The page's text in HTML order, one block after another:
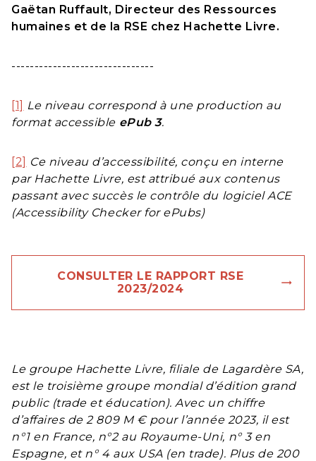
Gaëtan Ruffault, Directeur des Ressources
humaines et de la RSE chez Hachette Livre.
-------------------------------
[1] Le niveau correspond à une production au
format accessible ePub 3.
[2] Ce niveau d’accessibilité, conçu en interne
par Hachette Livre, est attribué aux contenus
passant avec succès le contrôle du logiciel ACE
(Accessibility Checker for ePubs)
CONSULTER LE RAPPORT RSE
2023/2024
Le groupe Hachette Livre, filiale de Lagardère SA,
est le troisième groupe mondial d’édition grand
public (trade et éducation). Avec un chiffre
d’affaires de 2 809 M € pour l’année 2023, il est
n°1 en France, n°2 au Royaume-Uni, n° 3 en
Espagne, et n° 4 aux USA (en trade). Plus de 200